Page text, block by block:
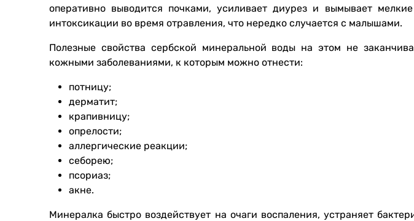
оперативно выводится почками, усиливает диурез и вымывает
интоксикации во время отравления, что нередко случается с малышами.
Полезные свойства сербской минеральной воды на этом не
кожными заболеваниями, к которым можно отнести:
потницу;
дерматит;
крапивницу;
опрелости;
аллергические реакции;
себорею;
псориаз;
акне.
Минералка быстро воздействует на очаги воспаления, устраняет